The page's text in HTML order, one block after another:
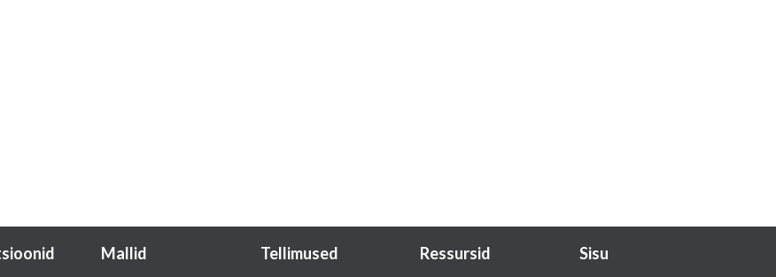
Mallid Tellimused Ressursid Sisu